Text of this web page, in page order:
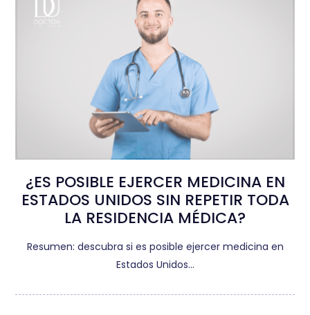
¿ES POSIBLE EJERCER MEDICINA EN
ESTADOS UNIDOS SIN REPETIR TODA
LA RESIDENCIA MÉDICA?
Resumen: descubra si es posible ejercer medicina en
Estados Unidos…